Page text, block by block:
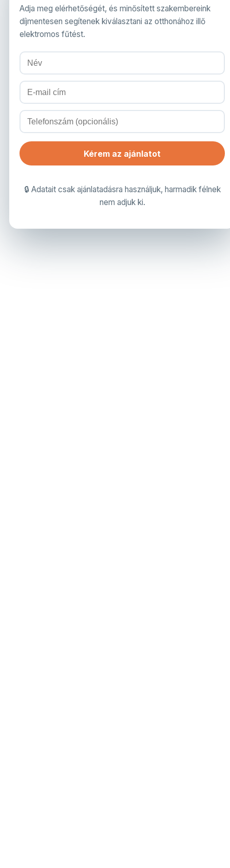
Adja meg elérhetőségét, és minősített szakembereink
díjmentesen segítenek kiválasztani az otthonához illő
elektromos fűtést.
Kérem az ajánlatot
🔒 Adatait csak ajánlatadásra használjuk, harmadik félnek
nem adjuk ki.